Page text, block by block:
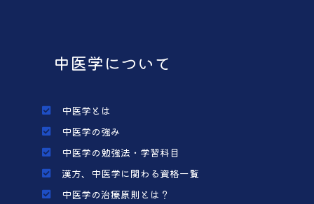
中医学について
中医学とは
中医学の強み
中医学の勉強法・学習科目
漢方、中医学に関わる資格一覧
中医学の治療原則とは？